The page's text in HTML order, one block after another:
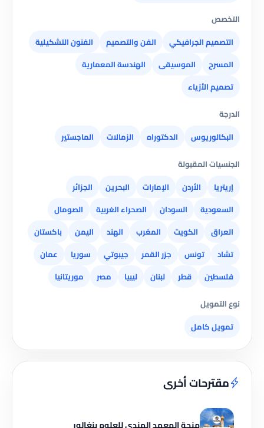
التخصص
التصميم الجرافيكي
الفن والتصميم
الفنون التشكيلية
المسرح
الموسيقى
الهندسة المعمارية
تصميم الأزياء
الدرجة
البكالوريوس
الدكتوراه الزمالات
الماجستير
الجنسيات المقبولة
إريتريا
الأردن الإمارات البحرين
الجزائر
السعودية
السودان الصحراء الغربية
الصومال
العراق
الكويت المغرب الهند اليمن
باكستان
تشاد
تونس جزر القمر جيبوتي سوريا
عمان
فلسطين
قطر لبنان ليبيا مصر
موريتانيا
نوع التمويل
تمويل كامل
مقترحات أخرى